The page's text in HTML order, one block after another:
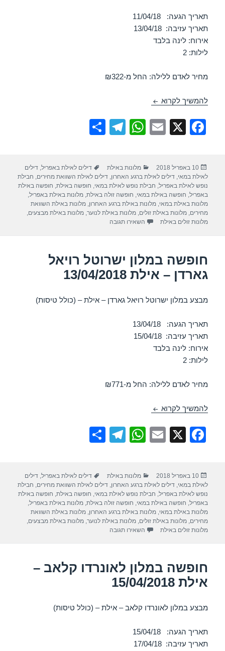
תאריך הגעה: 11/04/18
תאריך עזיבה: 13/04/18
אירוח: לינה בלבד
לילות: 2
מחיר לאדם ללילה: החל מ-₪322
להמשיך לקרוא חופשה במלון ישרוטל ריביירה קלאב – אילת 11/04/2018
F
e
b
o
o
X
E
W
s
A
p
p
T
gr
a
m
e
פורסם
בתאריך
10 באפריל 2018 קטגוריות
מלונות באילת תגיות
דילים לאילת באפריל,דילים
לאילת במאי,דילים לאילת ברגע האחרון,דילים לאילת השוואת מחירים, חבילת
נופש לאילת באפריל, חבילת נופש לאילת במאי, חופשה באילת, חופשה באילת
באפריל, חופשה באילת במאי, חופשה זולה באילת,מלונות באילת באפריל,
מלונות באילת במאי,מלונות באילת ברגע האחרון,מלונות באילת השוואת
מחירים,מלונות באילת זולים,מלונות באילת לנוער,מלונות באילת מבצעים,
מלונות זולים באילת
השאירו תגובה
חופשה במלון ישרוטל רויאל
גארדן – אילת 13/04/2018
מבצע במלון ישרוטל רויאל גארדן – אילת – (כולל טיסות)
תאריך הגעה: 13/04/18
תאריך עזיבה: 15/04/18
אירוח: לינה בלבד
לילות: 2
מחיר לאדם ללילה: החל מ-₪771
להמשיך לקרוא חופשה במלון ישרוטל רויאל גארדן – אילת 13/04/2018
F
e
b
o
o
X
E
W
s
A
p
p
T
gr
a
m
e
פורסם
בתאריך
10 באפריל 2018 קטגוריות
מלונות באילת תגיות
דילים לאילת באפריל ,דילים
לאילת במאי ,דילים לאילת ברגע האחרון ,דילים לאילת השוואת מחירים חבילת
נופש לאילת באפריל חבילת נופש לאילת במאי חופשה באילת חופשה באילת
באפריל חופשה באילת במאי חופשה זולה באילת ,מלונות באילת באפריל
מלונות באילת במאי ,מלונות באילת ברגע האחרון ,מלונות באילת השוואת
מחירים ,מלונות באילת זולים ,מלונות באילת לנוער ,מלונות באילת מבצעים
מלונות זולים באילת
השאירו תגובה
חופשה במלון לאונרדו קלאב –
אילת 15/04/2018
מבצע במלון לאונרדו קלאב – אילת – (כולל טיסות)
תאריך הגעה: 15/04/18
תאריך עזיבה: 17/04/18